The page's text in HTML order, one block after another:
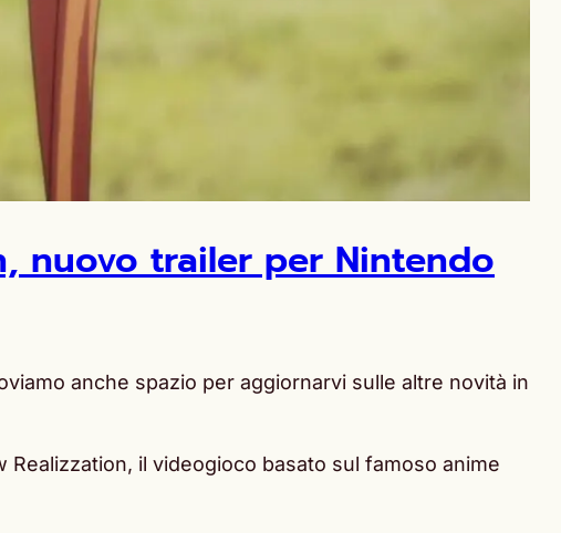
nuovo trailer per Nintendo
anche spazio per aggiornarvi sulle altre novità in
il videogioco basato sul famoso anime